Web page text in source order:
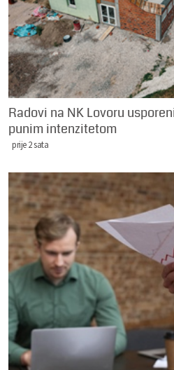
Radovi na NK Lovoru
punim intenzitetom
prije 2 sata